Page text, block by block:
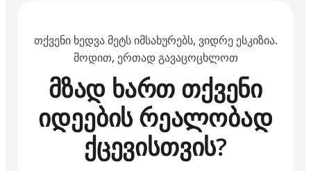
თქვენი ხედვა მეტს იმსახურებს, ვიდრე ესკიზია.
მოდით, ერთად გავაცოცხლოთ
მზად ხართ თქვენი
იდეების რეალობად
ქცევისთვის?